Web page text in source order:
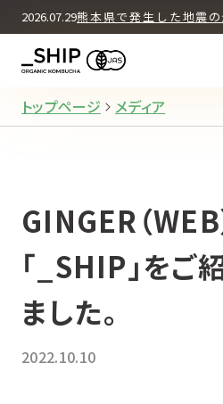
2026.07.29
12本セット
12本セット
4本セット
REGULAR
What's
How We Brew
About _SHIP
COLUMN
BUY & DRINK
トップページ メディア
GINGER（WEB
「_SHIP」をご
ました。
2022.10.10